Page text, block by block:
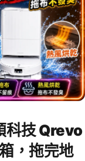
科技 Qrevo
，拖完地